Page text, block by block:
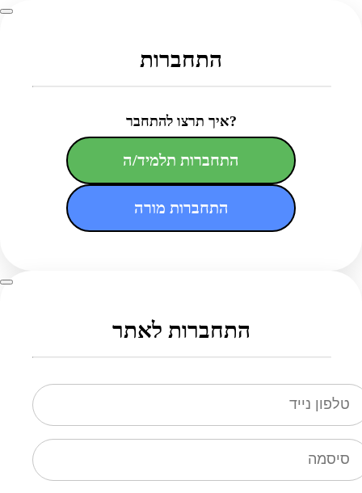
התחברות
איך תרצו להתחבר?
התחברות תלמיד/ה
התחברות מורה
התחברות לאתר